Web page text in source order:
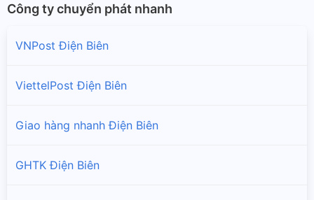
Mường Ảng
Ảng
Nậm Pồ
Pồ
Tuần Giáo
Các bưu cục và điểm nhận Best Express đơn hàng tại Tuần
Công ty chuyển phát nhanh
VNPost Điện Biên
ViettelPost Điện Biên
Giao hàng nhanh Điện Biên
GHTK Điện Biên